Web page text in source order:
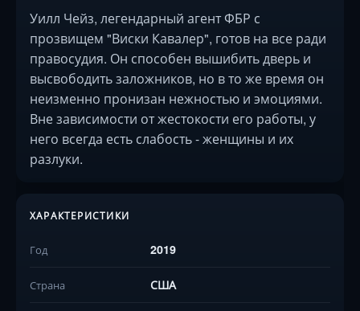
Уилл Чейз, легендарный агент ФБР с
прозвищем "Виски Кавалер", готов на все ради
правосудия. Он способен вышибить дверь и
высвободить заложников, но в то же время он
неизменно пронизан нежностью и эмоциями.
Вне зависимости от жестокости его работы, у
него всегда есть слабость - женщины и их
разлуки.
ХАРАКТЕРИСТИКИ
Год 2019
Страна США